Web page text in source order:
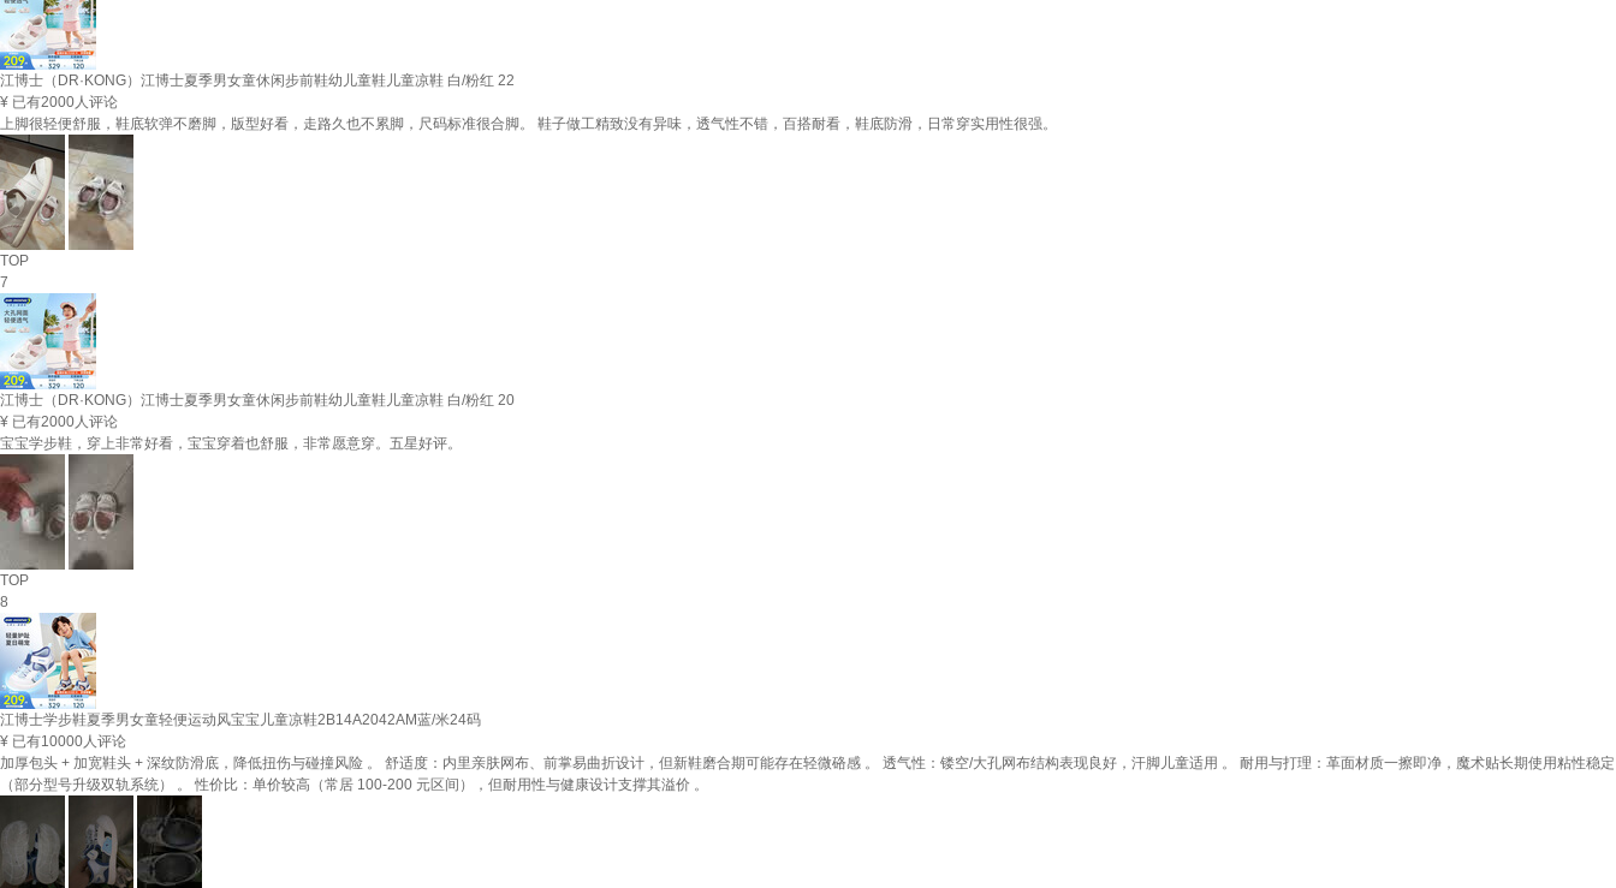
江博士（DR·KONG）江博士夏季男女童休闲步前鞋幼儿童鞋儿童凉鞋 白/粉红 22
¥ 已有2000人评论
上脚很轻便舒服，鞋底软弹不磨脚，版型好看，走路久也不累脚，尺码标准很合脚。 鞋子做工精致没有异味，透气性不错，百搭耐看，鞋底防滑，日常穿实用性很强。
TOP
7
江博士（DR·KONG）江博士夏季男女童休闲步前鞋幼儿童鞋儿童凉鞋 白/粉红 20
¥ 已有2000人评论
宝宝学步鞋，穿上非常好看，宝宝穿着也舒服，非常愿意穿。五星好评。
TOP
8
江博士学步鞋夏季男女童轻便运动风宝宝儿童凉鞋2B14A2042AM蓝/米24码
¥ 已有10000人评论
加厚包头 + 加宽鞋头 + 深纹防滑底，降低扭伤与碰撞风险 。 ‌舒适度‌：内里亲肤网布、前掌易曲折设计，但新鞋磨合期可能存在轻微硌感 。 ‌透气性‌：镂空/大孔网布结构表现良好，汗脚儿童适用 。 ‌耐用与打理‌：革面材质一擦即净，魔术贴长期使用粘性稳定
（部分型号升级双轨系统） 。 ‌性价比‌：单价较高（常居 100-200 元区间），但耐用性与健康设计支撑其溢价 。‌